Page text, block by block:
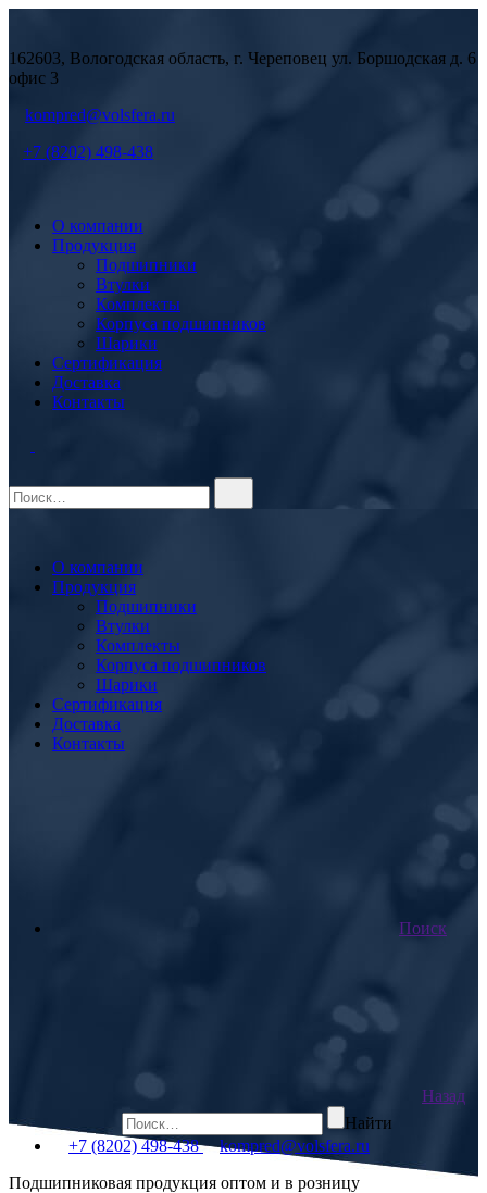
162603, Вологодская область, г. Череповец ул. Боршодская д. 6
офис 3
kompred@volsfera.ru
+7 (8202) 498-438
О компании
Продукция
Подшипники
Втулки
Комплекты
Корпуса подшипников
Шарики
Сертификация
Доставка
Контакты
О компании
Продукция
Подшипники
Втулки
Комплекты
Корпуса подшипников
Шарики
Сертификация
Доставка
Контакты
Поиск
Назад
Найти
+7 (8202) 498-438
kompred@volsfera.ru
Подшипниковая продукция оптом и в розницу